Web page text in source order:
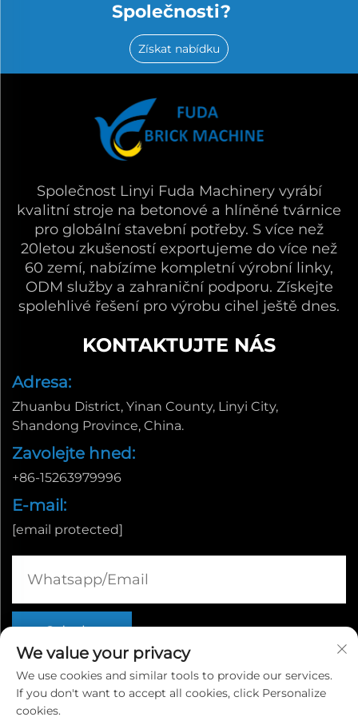
Společnosti?
Získat nabídku
Společnost Linyi Fuda Machinery vyrábí
kvalitní stroje na betonové a hlíněné tvárnice
pro globální stavební potřeby. S více než
20letou zkušeností exportujeme do více než
60 zemí, nabízíme kompletní výrobní linky,
ODM služby a zahraniční podporu. Získejte
spolehlivé řešení pro výrobu cihel ještě dnes.
KONTAKTUJTE NÁS
Adresa:
Zhuanbu District, Yinan County, Linyi City,
Shandong Province, China.
Zavolejte hned:
+86-15263979996
E-mail:
[email protected]
Všechna práva vyhrazena © Linyi Fuda Machinery
We value your privacy
We use cookies and similar tools to provide our services.
If you don't want to accept all cookies, click Personalize
cookies.